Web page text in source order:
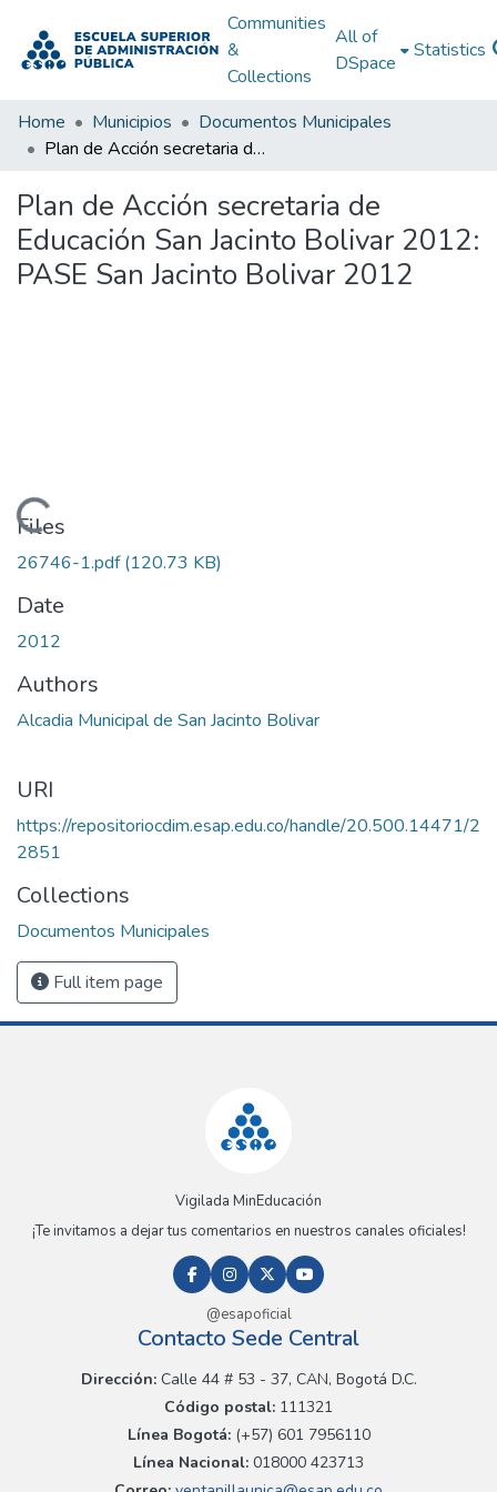
Communities
&
Collections
All of
DSpace
Statistics
Home Municipios
Documentos Municipales
Plan de Acción secretaria de Educación San Jacinto Bolivar 2012: PASE San Jacinto Bolivar 2012
Plan de Acción secretaria de
Educación San Jacinto Bolivar 2012:
PASE San Jacinto Bolivar 2012
Loading...
Files
26746-1.pdf(120.73 KB)
Date
2012
Authors
Alcadia Municipal de San Jacinto Bolivar
URI
https://repositoriocdim.esap.edu.co/handle/20.500.14471/2
2851
Collections
Documentos Municipales
Full item page
Vigilada MinEducación
¡Te invitamos a dejar tus comentarios en nuestros canales oficiales!
@esapoficial
Contacto Sede Central
Dirección:Calle 44 # 53 - 37, CAN, Bogotá D.C.
Código postal: 111321
Línea Bogotá:(+57) 601 7956110
Línea Nacional: 018000 423713